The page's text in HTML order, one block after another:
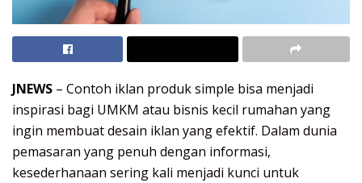
JNEWS – Contoh iklan produk simple bisa menjadi
inspirasi bagi UMKM atau bisnis kecil rumahan yang
ingin membuat desain iklan yang efektif. Dalam dunia
pemasaran yang penuh dengan informasi,
kesederhanaan sering kali menjadi kunci untuk